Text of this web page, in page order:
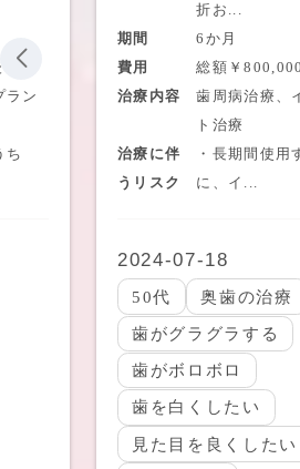
ラン
ち
折お...
期間
6か月
費用
総額￥
治療内容
歯周病治療、
ト治療
治療に伴
うリスク
・長期間使用
に、イ...
2024-07-18
50代
奥歯の治療
歯がグラグラする
歯がボロボロ
歯を白くしたい
見た目を良くしたい